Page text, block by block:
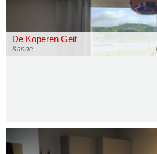
De Koperen Geit
Kanne